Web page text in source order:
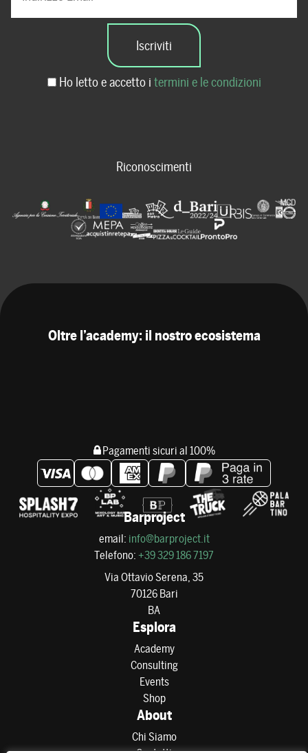
Ho letto e accetto i termini e le condizioni
Riconoscimenti
Oltre l’academy: il nostro ecosistema
Pagamenti sicuri al 100%
Barproject
email: info@barproject.it
Telefono: +39 329 186 7197
Via Ottavio Serena, 35
70126 Bari
BA
Esplora
Academy
Consulting
Events
Shop
About
Chi Siamo